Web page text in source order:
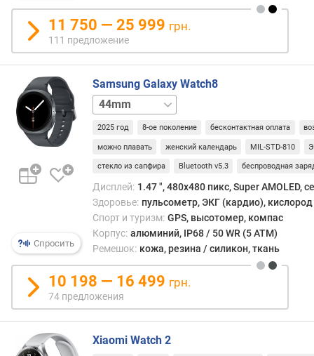
—
ОС
н
и
й
д
и
а
г
о
а
л
)
P
p
11 750 — 25 999 грн.
111 предложение
Спросить
Samsung Galaxy Watch8
40mm40mm
LTE44mm
LTE
2025 год 8-ое поколение бесконтактная оплата
можно плавать женский календарь MIL-STD-810
стекло из сапфира Bluetooth v5.3 беспроводная
Дисплей: 1.47 ", 480x480 пикс, Super AMOLED,
Здоровье: пульсометр, ЭКГ (кардио), кислород
Спорт и туризм: GPS, высотомер, компас
Корпус: алюминий, IP68 / 50 WR (5 ATM)
Ремешок: кожа, резина / силикон, ткань
10 198 — 16 499 грн.
74 предложения
Xiaomi Watch 2